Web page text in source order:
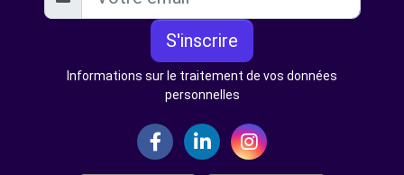
S'inscrire
Informations sur le traitement de vos données
personnelles